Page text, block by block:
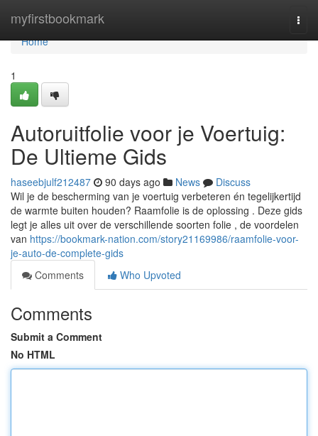
myfirstbookmark
Home
Home
1
Autoruitfolie voor je Voertuig:
De Ultieme Gids
haseebjulf212487 90 days ago News
Discuss
Wil je de bescherming van je voertuig verbeteren én tegelijkertijd
de warmte buiten houden? Raamfolie is de oplossing . Deze gids
legt je alles uit over de verschillende soorten folie , de voordelen
van https://bookmark-nation.com/story21169986/raamfolie-voor-
je-auto-de-complete-gids
Comments
Who Upvoted
Comments
Submit a Comment
No HTML